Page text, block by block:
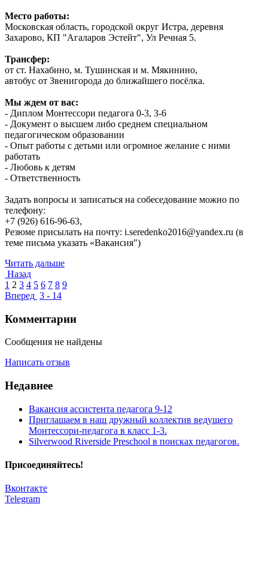
Место работы:
Московская область, городской округ Истра, деревня
Захарово, КП "Агаларов Эстейт", Ул Речная 5.
Трансфер:
от ст. Нахабино, м. Тушинская и м. Мякинино,
автобус от Звенигорода до ближайшего посёлка.
Мы ждем от вас:
- Диплом Монтессори педагога 0-3, 3-6
- Документ о высшем либо среднем специальном
педагогическом образовании
- Опыт работы с детьми или огромное желание с ними
работать
- Любовь к детям
- Ответственность
Задать вопросы и записаться на собеседование можно по
телефону:
+7 (926) 616-96-63,
Резюме присылать на почту: i.seredenko2016@yandex.ru (в
теме письма указать «Вакансия")
Читать дальше
Назад
1 2 3 4 5 6 7 8 9
Вперед 3 - 14
Комментарии
Сообщения не найдены
Написать отзыв
Недавнее
Вакансия ассистента педагога 9-12
Приглашаем в наш дружный коллектив ведущего
Монтессори-педагога в класс 1-3.
Silverwood Riverside Preschool в поисках педагогов.
Присоединяйтесь!
Вконтакте
Telegram